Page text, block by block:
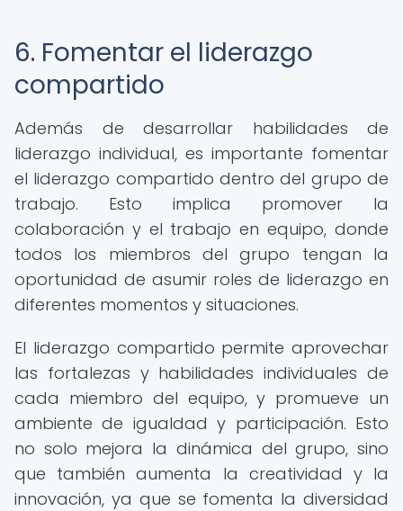
6. Fomentar el liderazgo
compartido
Además de desarrollar habilidades de
liderazgo individual, es importante fomentar
el liderazgo compartido dentro del grupo de
trabajo. Esto implica promover la
colaboración y el trabajo en equipo, donde
todos los miembros del grupo tengan la
oportunidad de asumir roles de liderazgo en
diferentes momentos y situaciones.
El liderazgo compartido permite aprovechar
las fortalezas y habilidades individuales de
cada miembro del equipo, y promueve un
ambiente de igualdad y participación. Esto
no solo mejora la dinámica del grupo, sino
que también aumenta la creatividad y la
innovación, ya que se fomenta la diversidad